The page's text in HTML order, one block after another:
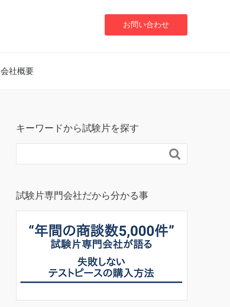
お問い合わせ
会社概要
キーワードから試験片を探す

試験片専門会社だから分かる事